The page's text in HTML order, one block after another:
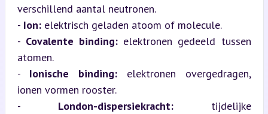
verschillend aantal neutronen.
- Ion: elektrisch geladen atoom of molecule.
- Covalente binding: elektronen gedeeld tussen
atomen.
- Ionische binding: elektronen overgedragen,
ionen vormen rooster.
- London-dispersiekracht: tijdelijke